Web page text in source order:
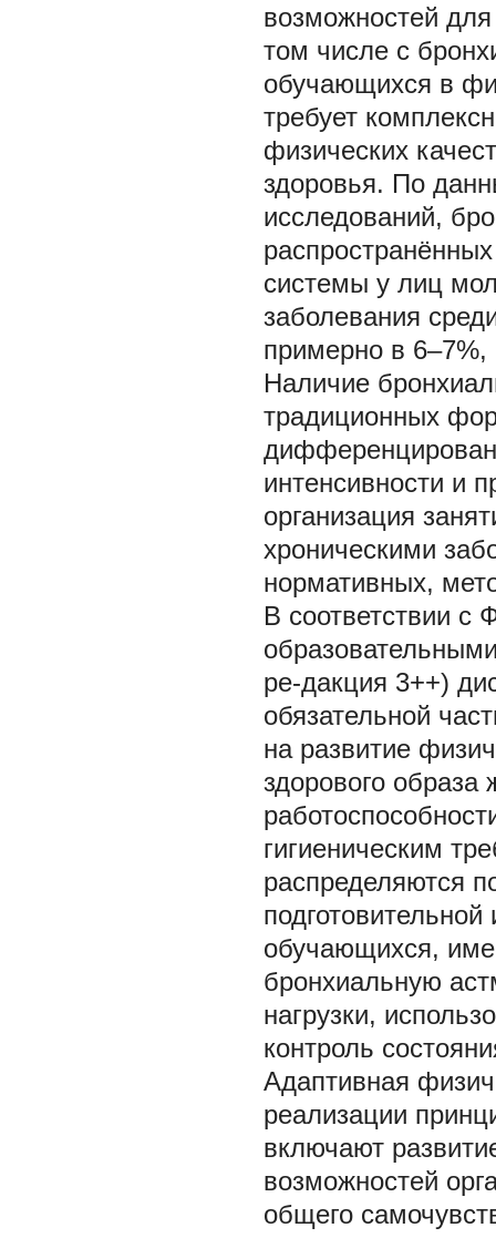
возможностей
том числе с
обучающихся в
требует
физических
здоровья. По
исследований,
системы у лиц
заболевания
примерно в
Наличие
традиционных
интенсивности и
организация
хроническими
нормативных,
В соответствии с
ре-дакция 3++)
обязательной
на развитие
здорового
гигиеническим
распределяются
обучающихся,
бронхиальную
нагрузки,
контроль
Адаптивная
реализации
включают
возможностей
общего